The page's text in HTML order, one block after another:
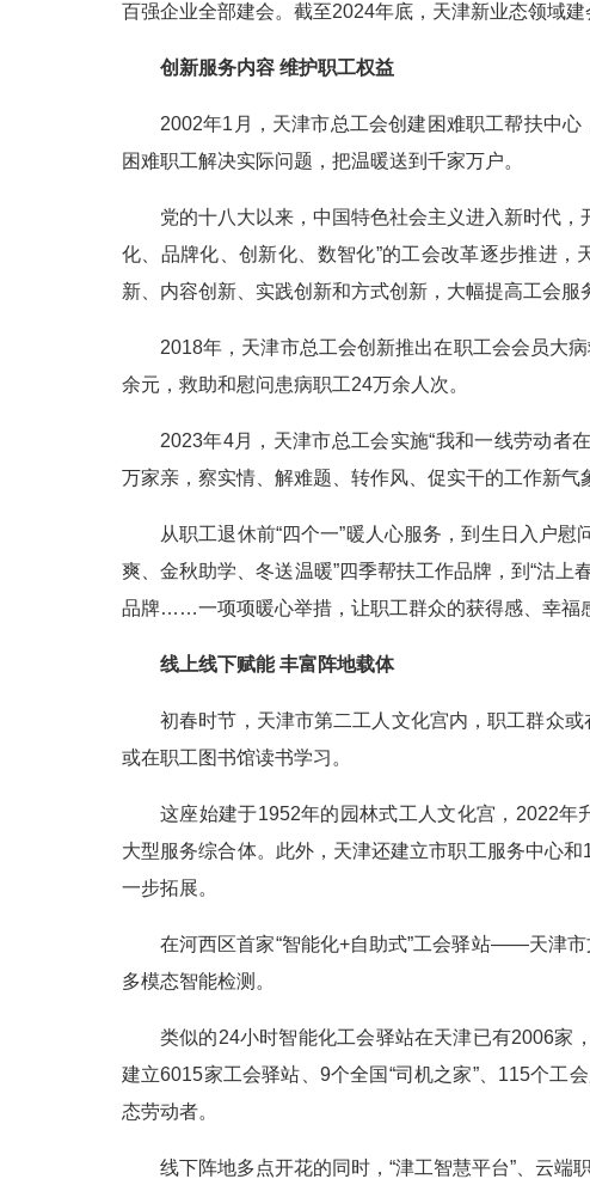
百强企业全部建会。截至2024年底，天津新业态领域
创新服务内容 维护职工权益
2002年1月，天津市总工会创建困难职工帮扶中
困难职工解决实际问题，把温暖送到千家万户。
党的十八大以来，中国特色社会主义进入新时代
化、品牌化、创新化、数智化”的工会改革逐步推进
新、内容创新、实践创新和方式创新，大幅提高工会服
2018年，天津市总工会创新推出在职工会会员大
余元，救助和慰问患病职工24万余人次。
2023年4月，天津市总工会实施“我和一线劳动者
万家亲，察实情、解难题、转作风、促实干的工作新气
从职工退休前“四个一”暖人心服务，到生日入户
爽、金秋助学、冬送温暖”四季帮扶工作品牌，到“沽上
品牌……一项项暖心举措，让职工群众的获得感、幸福
线上线下赋能 丰富阵地载体
初春时节，天津市第二工人文化宫内，职工群众
或在职工图书馆读书学习。
这座始建于1952年的园林式工人文化宫，2022
大型服务综合体。此外，天津还建立市职工服务中心
一步拓展。
在河西区首家“智能化+自助式”工会驿站——天津
多模态智能检测。
类似的24小时智能化工会驿站在天津已有2006家
建立6015家工会驿站、9个全国“司机之家”、115个工
态劳动者。
线下阵地多点开花的同时，“津工智慧平台”、云端